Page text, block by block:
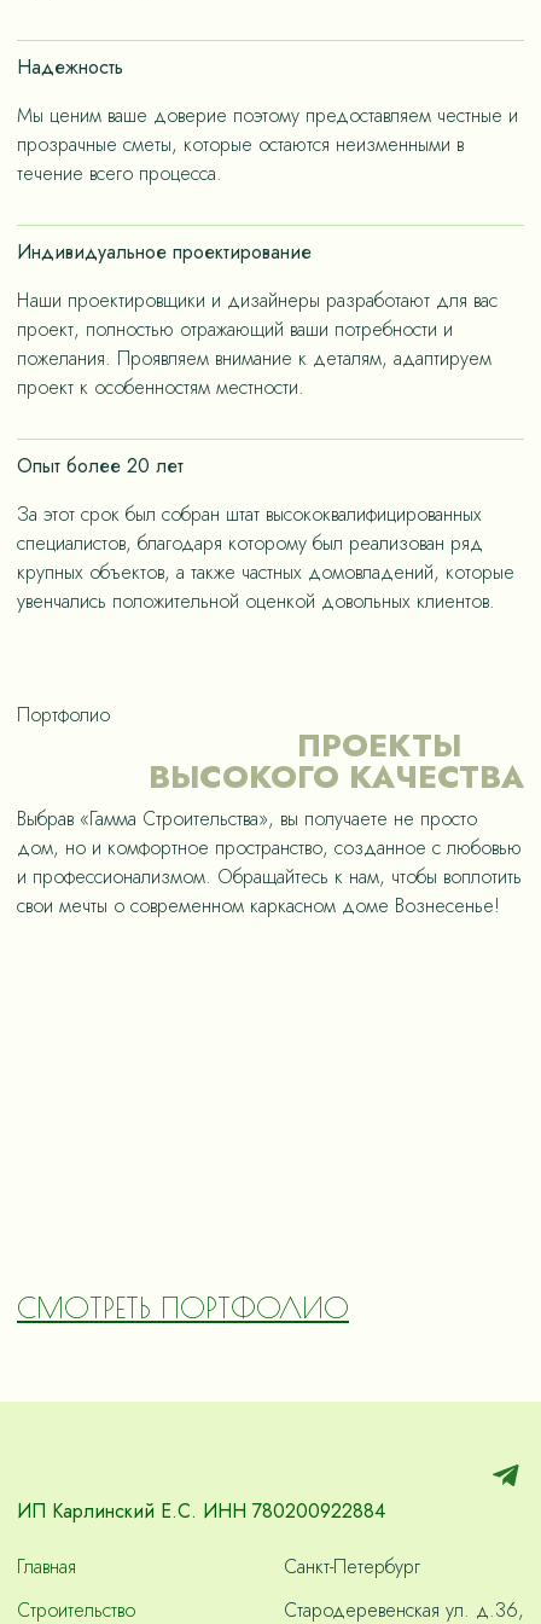
счет дизайнерских решений, ориентированных на
«медленную моду».
Надежность
Мы ценим ваше доверие поэтому предоставляем честные и
прозрачные сметы, которые остаются неизменными в
течение всего процесса.
Индивидуальное проектирование
Наши проектировщики и дизайнеры разработают для вас
проект, полностью отражающий ваши потребности и
пожелания. Проявляем внимание к деталям, адаптируем
проект к особенностям местности.
Опыт более 20 лет
За этот срок был собран штат высококвалифицированных
специалистов, благодаря которому был реализован ряд
крупных объектов, а также частных домовладений, которые
увенчались положительной оценкой довольных клиентов.
Портфолио
ПРОЕКТЫ
ВЫСОКОГО КАЧЕСТВА
Выбрав «Гамма Строительства», вы получаете не просто
дом, но и комфортное пространство, созданное с любовью
и профессионализмом. Обращайтесь к нам, чтобы воплотить
свои мечты о современном каркасном доме Вознесенье!
СМОТРЕТЬ ПОРТФОЛИО
ИП Карлинский Е.С. ИНН 780200922884
Главная
Строительство
Санкт-Петербург
Стародеревенская ул. д.36,